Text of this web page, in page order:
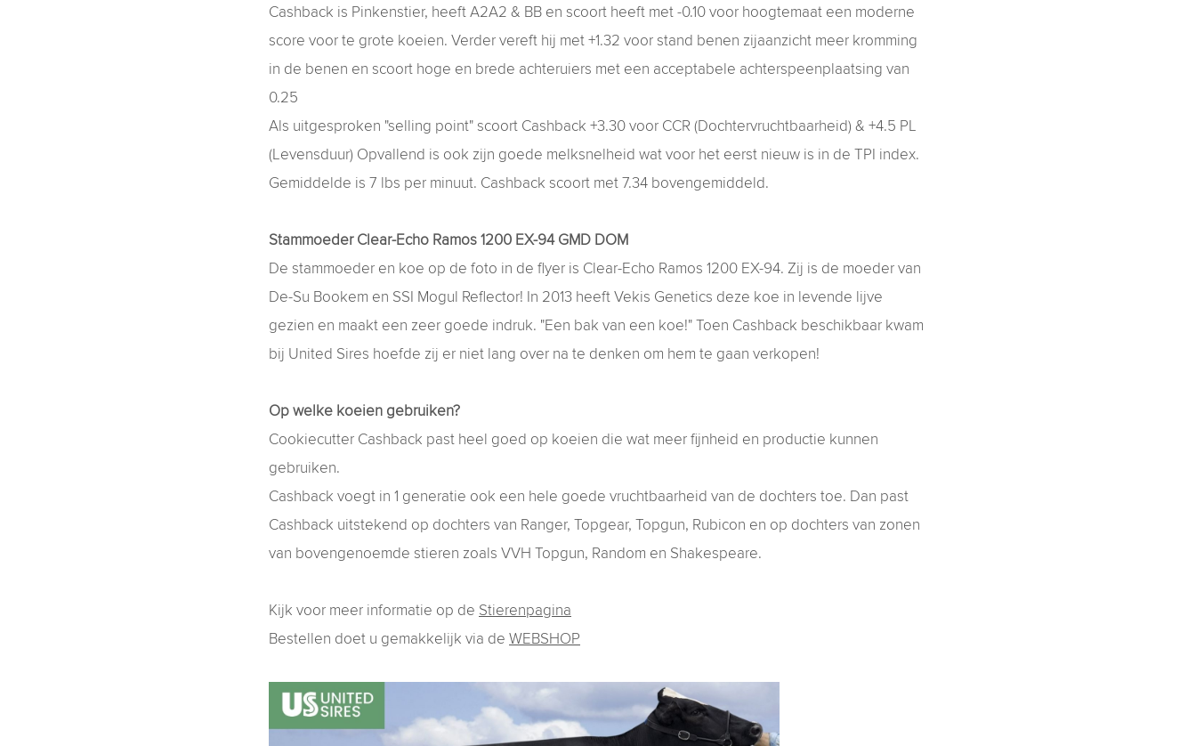
Cashback is Pinkenstier, heeft A2A2 & BB en scoort heeft met -0.10 voor hoogtemaat een moderne
score voor te grote koeien. Verder vereft hij met +1.32 voor stand benen zijaanzicht meer kromming
in de benen en scoort hoge en brede achteruiers met een acceptabele achterspeenplaatsing van
0.25
Als uitgesproken "selling point" scoort Cashback +3.30 voor CCR (Dochtervruchtbaarheid) & +4.5 PL
(Levensduur) Opvallend is ook zijn goede melksnelheid wat voor het eerst nieuw is in de TPI index.
Gemiddelde is 7 lbs per minuut. Cashback scoort met 7.34 bovengemiddeld.
Stammoeder Clear-Echo Ramos 1200 EX-94 GMD DOM
De stammoeder en koe op de foto in de flyer is Clear-Echo Ramos 1200 EX-94. Zij is de moeder van
De-Su Bookem en SSI Mogul Reflector! In 2013 heeft Vekis Genetics deze koe in levende lijve
gezien en maakt een zeer goede indruk. "Een bak van een koe!" Toen Cashback beschikbaar kwam
bij United Sires hoefde zij er niet lang over na te denken om hem te gaan verkopen!
Op welke koeien gebruiken?
Cookiecutter Cashback past heel goed op koeien die wat meer fijnheid en productie kunnen
gebruiken.
Cashback voegt in 1 generatie ook een hele goede vruchtbaarheid van de dochters toe. Dan past
Cashback uitstekend op dochters van Ranger, Topgear, Topgun, Rubicon en op dochters van zonen
van bovengenoemde stieren zoals VVH Topgun, Random en Shakespeare.
Kijk voor meer informatie op de Stierenpagina
Bestellen doet u gemakkelijk via de WEBSHOP